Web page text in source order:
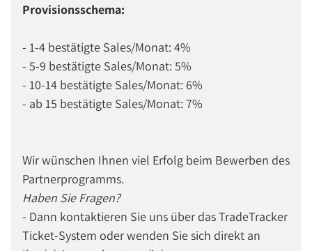
Provisionsschema:
- 1-4 bestätigte Sales/Monat: 4%
- 5-9 bestätigte Sales/Monat: 5%
- 10-14 bestätigte Sales/Monat: 6%
- ab 15 bestätigte Sales/Monat: 7%
Wir wünschen Ihnen viel Erfolg beim Bewerben des
Partnerprogramms.
Haben Sie Fragen?
- Dann kontaktieren Sie uns über das TradeTracker
Ticket-System oder wenden Sie sich direkt an